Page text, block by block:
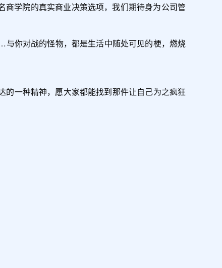
商学院的真实商业决策选项，我们期待身为公司管
与你对战的怪物，都是生活中随处可见的梗，燃烧
的一种精神，愿大家都能找到那件让自己为之疯狂